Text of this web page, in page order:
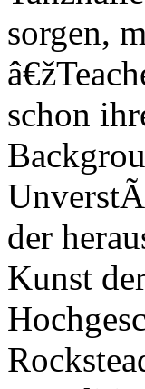
sorgen,
schon
der
Kunst